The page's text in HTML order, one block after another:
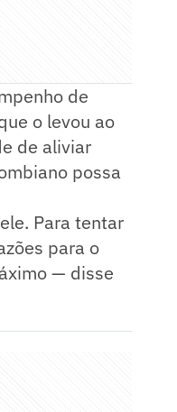
de
o levou ao
de aliviar
possa
Para tentar
para o
— disse